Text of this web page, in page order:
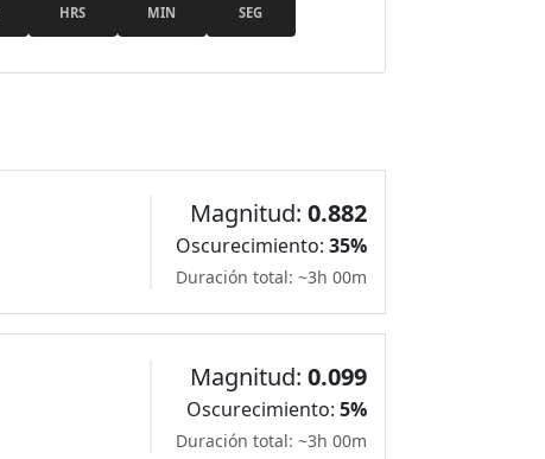
HRS MIN SEG
Magnitud: 0.882
Oscurecimiento: 35%
Duración total: ~3h 00m
Magnitud: 0.099
Oscurecimiento: 5%
Duración total: ~3h 00m